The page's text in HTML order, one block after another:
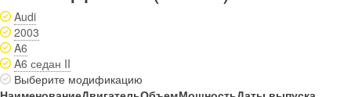
Audi
2003
A6
A6 седан II
Выберите модификацию